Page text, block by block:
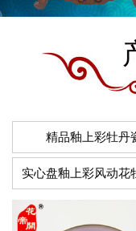
精品釉上彩牡丹
实心盘釉上彩风动花